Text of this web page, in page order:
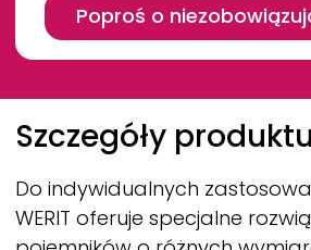
Poproś o
Breadcrumb
Szczegóły produktu
Do indywidualnych
WERIT oferuje specjalne